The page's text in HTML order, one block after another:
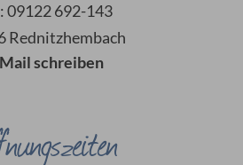
09122 692-143
Rednitzhembach
schreiben